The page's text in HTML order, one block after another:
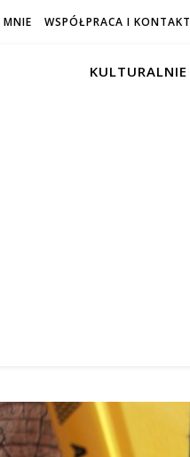
WSPÓŁPRACA I KONTAKT
KULTURALNIE